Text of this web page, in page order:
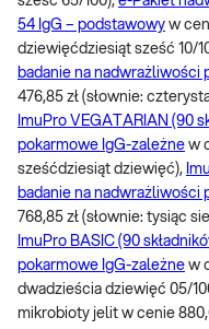
54 IgG – podstawowy w
dziewięćdziesiąt sześć 10/
badanie na nadwrażliwości
476,85 zł (słownie:
ImuPro VEGATARIAN (90
pokarmowe IgG-zależne w
sześćdziesiąt dziewięć),
badanie na nadwrażliwości
768,85 zł (słownie: tysiąc
ImuPro BASIC (90
pokarmowe IgG-zależne w
dwadzieścia dziewięć 05/
mikrobioty jelit w cenie